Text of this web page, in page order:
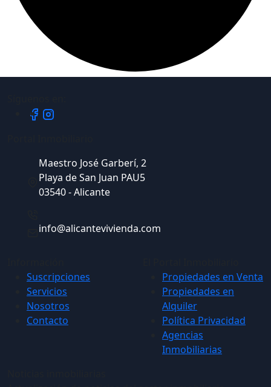
Maestro José Garberí, 2
Playa de San Juan PAU5
03540 - Alicante
info@alicantevivienda.com
Suscripciones
Servicios
Nosotros
Contacto
Propiedades en Venta
Propiedades en
Alquiler
Política Privacidad
Agencias
Inmobiliarias